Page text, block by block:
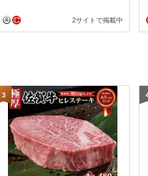
2サイトで掲載中
3